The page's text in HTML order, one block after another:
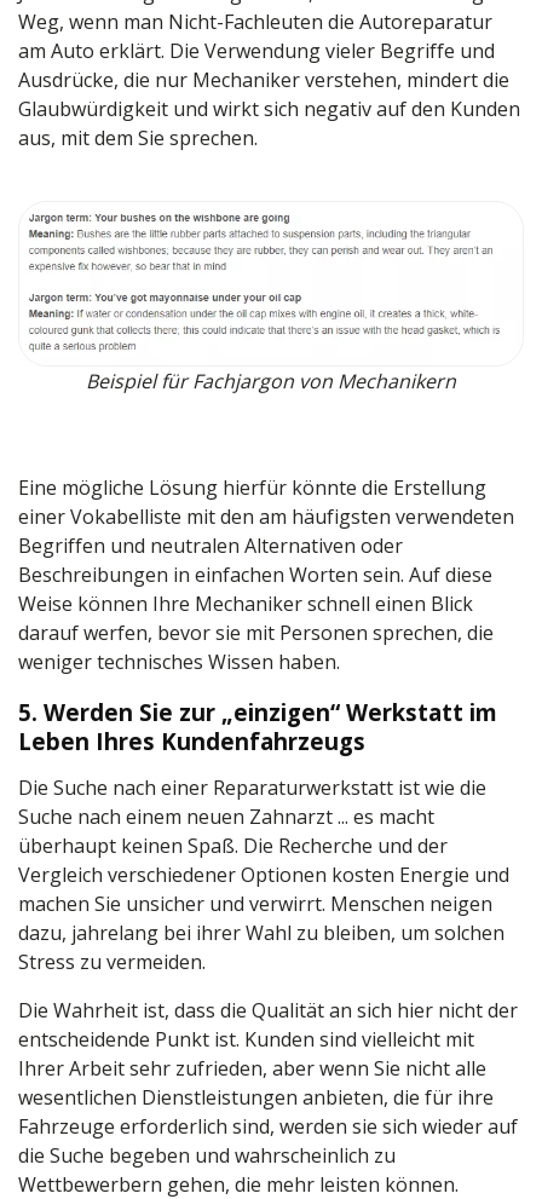
Weg, wenn man Nicht-Fachleuten die Autoreparatur
am Auto erklärt. Die Verwendung vieler Begriffe und
Ausdrücke, die nur Mechaniker verstehen, mindert die
Glaubwürdigkeit und wirkt sich negativ auf den Kunden
aus, mit dem Sie sprechen.
Beispiel für Fachjargon von Mechanikern
Eine mögliche Lösung hierfür könnte die Erstellung
einer Vokabelliste mit den am häufigsten verwendeten
Begriffen und neutralen Alternativen oder
Beschreibungen in einfachen Worten sein. Auf diese
Weise können Ihre Mechaniker schnell einen Blick
darauf werfen, bevor sie mit Personen sprechen, die
weniger technisches Wissen haben.
5. Werden Sie zur „einzigen“ Werkstatt im
Leben Ihres Kundenfahrzeugs
Die Suche nach einer Reparaturwerkstatt ist wie die
Suche nach einem neuen Zahnarzt ... es macht
überhaupt keinen Spaß. Die Recherche und der
Vergleich verschiedener Optionen kosten Energie und
machen Sie unsicher und verwirrt. Menschen neigen
dazu, jahrelang bei ihrer Wahl zu bleiben, um solchen
Stress zu vermeiden.
Die Wahrheit ist, dass die Qualität an sich hier nicht der
entscheidende Punkt ist. Kunden sind vielleicht mit
Ihrer Arbeit sehr zufrieden, aber wenn Sie nicht alle
wesentlichen Dienstleistungen anbieten, die für ihre
Fahrzeuge erforderlich sind, werden sie sich wieder auf
die Suche begeben und wahrscheinlich zu
Wettbewerbern gehen, die mehr leisten können.